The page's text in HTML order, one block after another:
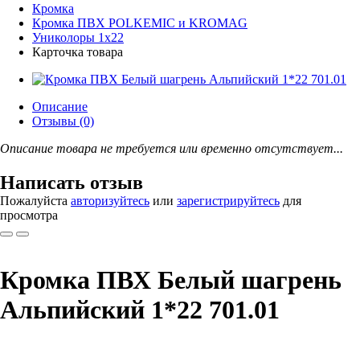
Кромка
Кромка ПВХ POLKEMIC и KROMAG
Униколоры 1x22
Карточка товара
Описание
Отзывы (0)
Описание товара не требуется или временно отсутствует...
Написать отзыв
Пожалуйста авторизуйтесь или зарегистрируйтесь для
просмотра
Кромка ПВХ Белый шагрень
Альпийский 1*22 701.01